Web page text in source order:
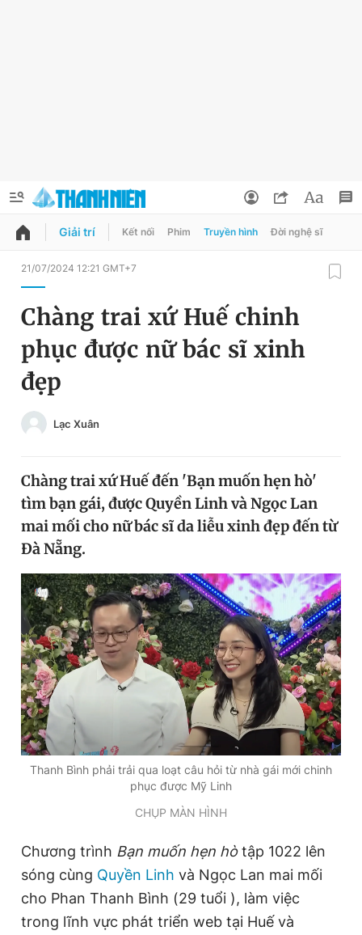
QUẢNG CÁO
Chuyên mục
Chuyên mục khác
Chào ngày mới
Video Magazine
Sản phẩm khác
Tiện ích Bạn cần biết
Thông tin tòa soạn Liên hệ quảng cáo
Đọc Thanh Niên trên điện thoại
Theo dõi báo trên
Hotline Liên hệ quảng cáo
Đổi mật khẩu
Tin đã lưu
Tin đã xem
Giải trí Kết nối Phim Truyền hình Đời nghệ sĩ
21/07/2024 12:21 GMT+7
Chàng trai xứ Huế chinh
phục được nữ bác sĩ xinh
đẹp
Lạc Xuân
Chàng trai xứ Huế đến 'Bạn muốn hẹn hò'
tìm bạn gái, được Quyền Linh và Ngọc Lan
mai mối cho nữ bác sĩ da liễu xinh đẹp đến từ
Đà Nẵng.
Thanh Bình phải trải qua loạt câu hỏi từ nhà gái mới chinh
phục được Mỹ Linh
CHỤP MÀN HÌNH
Chương trình Bạn muốn hẹn hòtập 1022 lên
sóng cùng Quyền Linh và Ngọc Lan mai mối
cho Phan Thanh Bình (29 tuổi ), làm việc
trong lĩnh vực phát triển web tại Huế và